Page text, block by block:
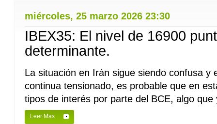
miércoles, 25 marzo 2026 23:30
IBEX35: El nivel de 16900
determinante.
La situación en Irán sigue siendo confusa y
continua tensionado, es probable que en
tipos de interés por parte del BCE, algo
Leer Mas